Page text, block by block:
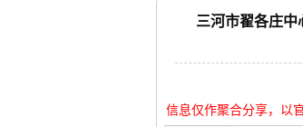
三河市翟各庄中
信息仅作聚合分享，以